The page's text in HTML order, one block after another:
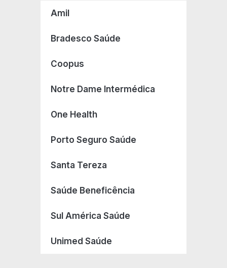
Amil
Bradesco Saúde
Coopus
Notre Dame Intermédica
One Health
Porto Seguro Saúde
Santa Tereza
Saúde Beneficência
Sul América Saúde
Unimed Saúde